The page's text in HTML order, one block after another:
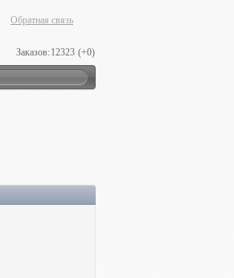
Обратная связь
Заказов:12323 (+0)